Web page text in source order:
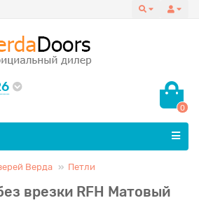
0
Верда Петли
врезки RFH Матовый